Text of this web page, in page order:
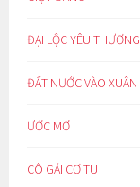
ĐẠI LỘC YÊU THƯƠNG
ĐẤT NƯỚC VÀO XUÂN
ƯỚC MƠ
CÔ GÁI CƠ TU